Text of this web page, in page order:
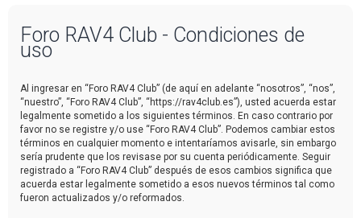
Foro RAV4 Club - Condiciones de
uso
Al ingresar en “Foro RAV4 Club” (de aquí en adelante “nosotros”, “nos”,
“nuestro”, “Foro RAV4 Club”, “https://rav4club.es”), usted acuerda estar
legalmente sometido a los siguientes términos. En caso contrario por
favor no se registre y/o use “Foro RAV4 Club”. Podemos cambiar estos
términos en cualquier momento e intentaríamos avisarle, sin embargo
sería prudente que los revisase por su cuenta periódicamente. Seguir
registrado a “Foro RAV4 Club” después de esos cambios significa que
acuerda estar legalmente sometido a esos nuevos términos tal como
fueron actualizados y/o reformados.